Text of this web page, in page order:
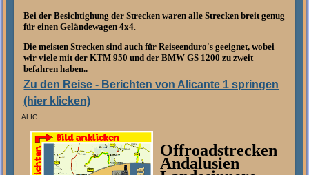
Bei der Besichtighung der Strecken waren alle Strecken breit genug
für einen Geländewagen 4x4.
Die meisten Strecken sind auch für Reiseenduro's geeignet, wobei
wir viele mit der KTM 950 und der BMW GS 1200 zu zweit
befahren haben..
Zu den Reise - Berichten von Alicante 1 springen
(hier klicken)
ALIC
Offroadstrecken
Andalusien